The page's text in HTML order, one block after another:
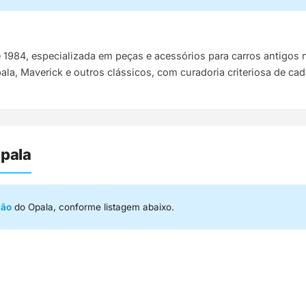
1984, especializada em peças e acessórios para carros
Maverick e outros clássicos, com curadoria criteriosa de
do Opala, conforme listagem abaixo.